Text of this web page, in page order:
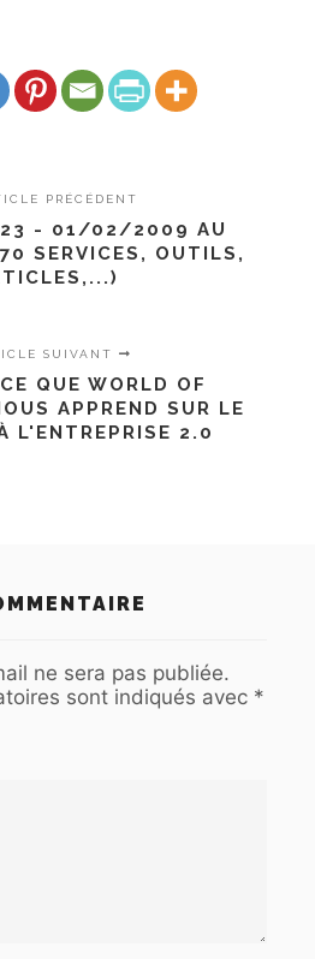
PRÉCÉDENT
23 - 01/02/2009 AU
SERVICES, OUTILS,
SUIVANT
QUE WORLD OF
APPREND SUR LE
L'ENTREPRISE 2.0
ne sera pas publiée.
sont indiqués avec *